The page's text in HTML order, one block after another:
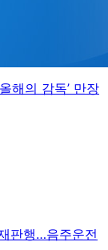
해의 감독’ 만장
판행…음주운전